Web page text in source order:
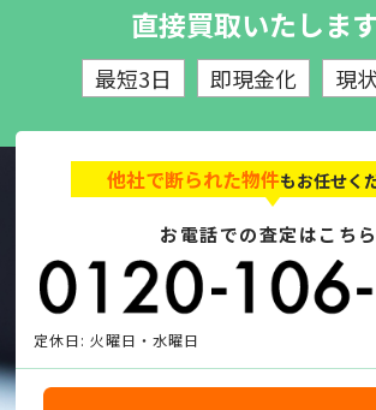
直接買取いたしま
最短3日 即現金化 現
他社で断られた物件もお任せく
お電話での査定はこちら
定休日: 火曜日・水曜日